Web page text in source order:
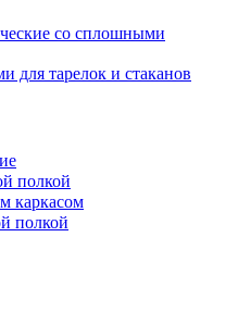
со сплошными
для тарелок и стаканов
полкой
каркасом
полкой